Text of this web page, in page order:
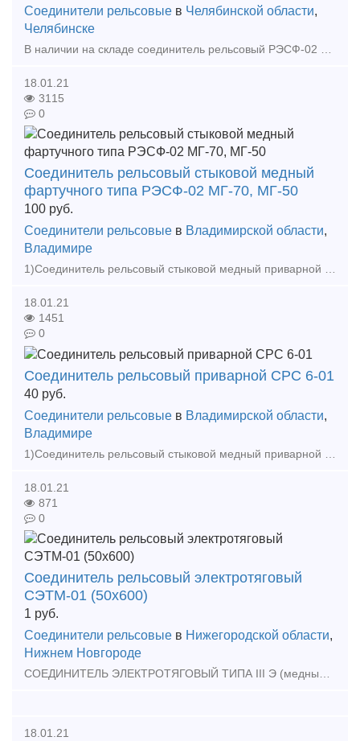
Соединители рельсовые в Челябинской области,
Челябинске
В наличии на складе соединитель рельсовый РЭСФ-02 120 МГ, а также большой выбор жд запчастей в наличии и под заказ. Тип предложения: предлагаю продукцию, услугу
18.01.21
3115
0
Соединитель рельсовый стыковой медный
фартучного типа РЭСФ-02 МГ-70, МГ-50
100 руб.
Соединители рельсовые в Владимирской области,
Владимире
1)Соединитель рельсовый стыковой медный приварной фартучного типа РЭСФ-02/50,70,95,120. 2)Соединитель рельсовый приварной СРС 6-01 3)Соединитель рельсовый пружинный СРСП НФТХ.30.001.000.000 Вс
18.01.21
1451
0
Соединитель рельсовый приварной СРС 6-01
40 руб.
Соединители рельсовые в Владимирской области,
Владимире
1)Соединитель рельсовый стыковой медный приварной фартучного типа РЭСФ-02/50,70,95,120. 2)Соединитель рельсовый приварной СРС 6-01 3)Соединитель рельсовый пружинный СРСП НФТХ.30.001.000.000 Вс
18.01.21
871
0
Соединитель рельсовый электротяговый
СЭТМ-01 (50х600)
1 руб.
Соединители рельсовые в Нижегородской области,
Нижнем Новгороде
СОЕДИНИТЕЛЬ ЭЛЕКТРОТЯГОВЫЙ ТИПА III Э (медный, 50х600мм, d=10,20мм) (13450-00-00) Электротяговые соединители предназначены для обеспечения без­опасности движения поездов и для
18.01.21